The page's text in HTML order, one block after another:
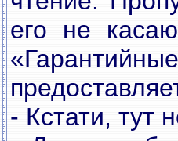
его не
- Кстати, тут